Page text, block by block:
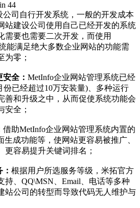
44
公司自行开发系统，一般的开发成本
站建设公司使用自己已经开发的系统
需要也需要二次开发，而使用
能满足绝大多数企业网站的功能需
为零；
全： MetInfo企业网站管理系统已经
份已经超过10万安装量)、多种运行
善和升级之中，从而促使系统功能会
安全；
借助MetInfo企业网站管理系统内置的
生成功能等，使网站更容易被推广、
容易提升关键词排名；
根据用户所选服务等级，米拓官方
持、QQ\MSN、Email、电话等多种
站公司的转型而导致代码无人维护与